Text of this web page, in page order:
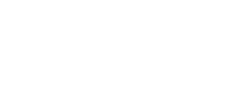
1726 BIC/SWIFT: NDEASESS